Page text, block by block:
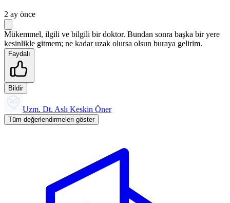
2 ay önce
Mükemmel, ilgili ve bilgili bir doktor. Bundan sonra başka bir yere
kesinlikle gitmem; ne kadar uzak olursa olsun buraya gelirim.
Faydalı
Bildir
Uzm. Dt. Aslı Keskin Öner
Tüm değerlendirmeleri göster